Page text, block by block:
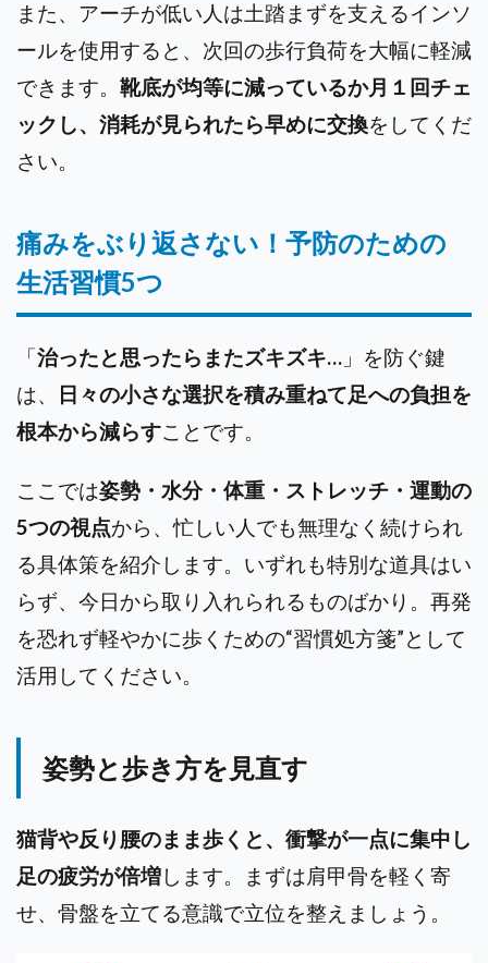
また、アーチが低い人は土踏まずを支えるインソ
ールを使用すると、次回の歩行負荷を大幅に軽減
できます。 靴底が均等に減っているか月１回チェ
ックし、消耗が見られたら早めに交換をしてくだ
さい。
痛みをぶり返さない！予防のための
生活習慣5つ
「治ったと思ったらまたズキズキ… 」を防ぐ鍵
は、
日々の小さな選択を積み重ねて足への負担を
根本から減らすことです。
ここでは姿勢・水分・体重・ストレッチ・運動の
5つの視点から、忙しい人でも無理なく続けられ
る具体策を紹介します。いずれも特別な道具はい
らず、今日から取り入れられるものばかり。再発
を恐れず軽やかに歩くための“習慣処方箋”として
活用してください。
姿勢と歩き方を見直す
猫背や反り腰のまま歩くと、衝撃が一点に集中し
足の疲労が倍増します。まずは肩甲骨を軽く寄
せ、骨盤を立てる意識で立位を整えましょう。